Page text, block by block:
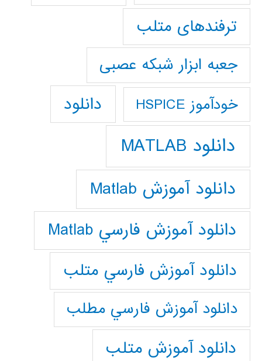
ترفندهای متلب
جعبه ابزار شبکه عصبی
خودآموز HSPICE دانلود
دانلود MATLAB
دانلود آموزش Matlab
دانلود آموزش فارسي Matlab
دانلود آموزش فارسي متلب
دانلود آموزش فارسي مطلب
دانلود آموزش متلب